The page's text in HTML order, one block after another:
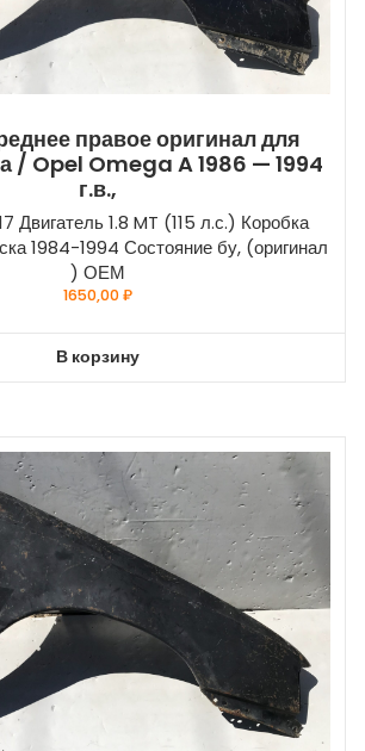
правое оригинал для
/ Opel Omega A 1986 — 1994
г.в.,
Двигатель 1.8 MT (115 л.с.) Коробка
1984-1994 Состояние бу, (оригинал
) ОЕМ
1650,00₽
В корзину